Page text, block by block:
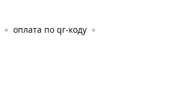
оплата по qr-коду